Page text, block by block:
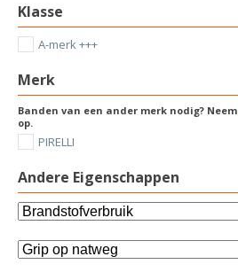
Klasse
A-merk +++
Merk
Banden van een ander merk nodig? Neem
op.
PIRELLI
Andere Eigenschappen